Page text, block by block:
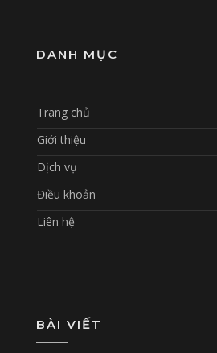
DANH MỤC
Trang chủ
Giới thiệu
Dịch vụ
Điều khoản
Liên hệ
BÀI VIẾT